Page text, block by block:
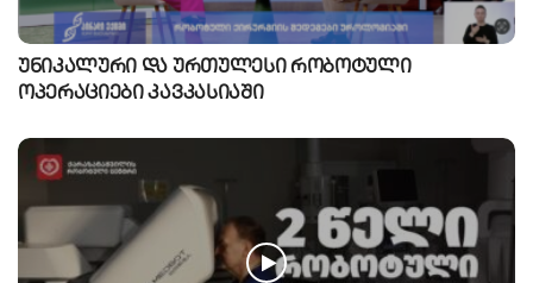
უნიკალური და ურთულესი რობოტული
ოპერაციები კავკასიაში